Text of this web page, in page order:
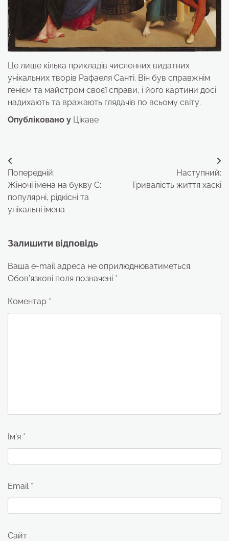
Це лише кілька прикладів численних видатних
унікальних творів Рафаеля Санті. Він був справжнім
генієм та майстром своєї справи, і його картини досі
надихають та вражають глядачів по всьому світу.
Опубліковано у Цікаве
Навігація
записів
Попередній:
Жіночі імена на букву С:
популярні, рідкісні та
унікальні імена
Наступний:
Тривалість життя хаскі
Залишити відповідь
Ваша e-mail адреса не оприлюднюватиметься.
Обов’язкові поля позначені *
Коментар *
Ім'я *
Email *
Сайт